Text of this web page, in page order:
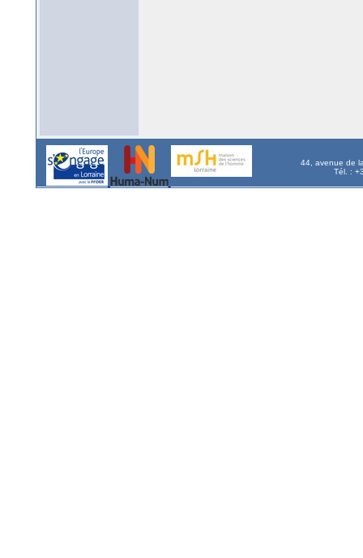
44, avenue de
Tél. :